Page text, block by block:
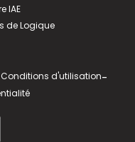
IAE
de Logique
Conditions d'utilisation-